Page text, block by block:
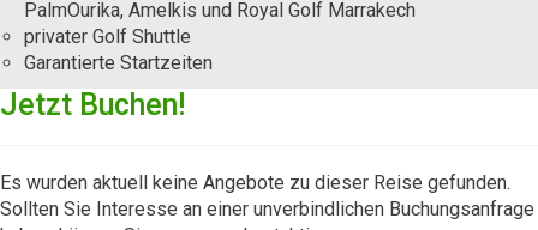
PalmOurika, Amelkis und Royal Golf Marrakech
privater Golf Shuttle
Garantierte Startzeiten
Jetzt Buchen!
Es wurden aktuell keine Angebote zu dieser Reise gefunden.
Sollten Sie Interesse an einer unverbindlichen Buchungsanfrage